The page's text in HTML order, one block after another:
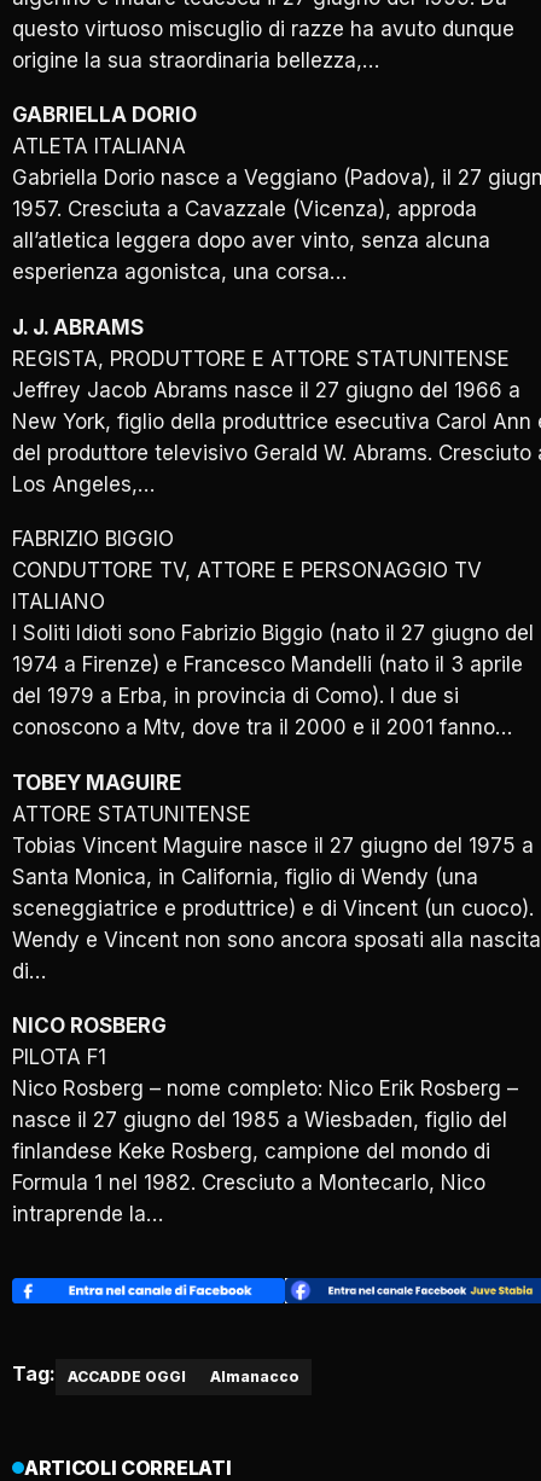
questo virtuoso miscuglio di razze ha avuto dunque
origine la sua straordinaria bellezza,…
GABRIELLA DORIO
ATLETA ITALIANA
Gabriella Dorio nasce a Veggiano (Padova), il 27
1957. Cresciuta a Cavazzale (Vicenza), approda
all’atletica leggera dopo aver vinto, senza alcuna
esperienza agonistca, una corsa…
J. J. ABRAMS
REGISTA, PRODUTTORE E ATTORE STATUNITENSE
Jeffrey Jacob Abrams nasce il 27 giugno del 1966 a
New York, figlio della produttrice esecutiva Carol Ann
del produttore televisivo Gerald W. Abrams. Cresciuto
Los Angeles,…
FABRIZIO BIGGIO
CONDUTTORE TV, ATTORE E PERSONAGGIO TV
ITALIANO
I Soliti Idioti sono Fabrizio Biggio (nato il 27 giugno del
1974 a Firenze) e Francesco Mandelli (nato il 3 aprile
del 1979 a Erba, in provincia di Como). I due si
conoscono a Mtv, dove tra il 2000 e il 2001 fanno…
TOBEY MAGUIRE
ATTORE STATUNITENSE
Tobias Vincent Maguire nasce il 27 giugno del 1975 a
Santa Monica, in California, figlio di Wendy (una
sceneggiatrice e produttrice) e di Vincent (un cuoco).
Wendy e Vincent non sono ancora sposati alla nascita
di…
NICO ROSBERG
PILOTA F1
Nico Rosberg – nome completo: Nico Erik Rosberg –
nasce il 27 giugno del 1985 a Wiesbaden, figlio del
finlandese Keke Rosberg, campione del mondo di
Formula 1 nel 1982. Cresciuto a Montecarlo, Nico
intraprende la…
Tag: ACCADDE OGGI Almanacco
ARTICOLI CORRELATI